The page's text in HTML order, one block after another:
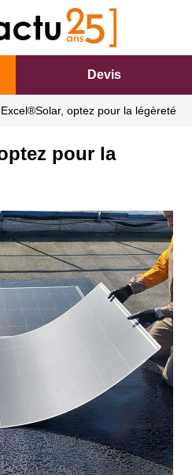
Devis
optez pour la légèreté
pour la